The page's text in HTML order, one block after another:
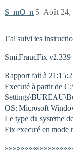
S_mO_n Août 24,
5
J’ai suivi tes
SmitFraudFix v2.339
Rapport fait à
Executé à partir de
OS: Microsoft
Le type du système
Fix executé en mode